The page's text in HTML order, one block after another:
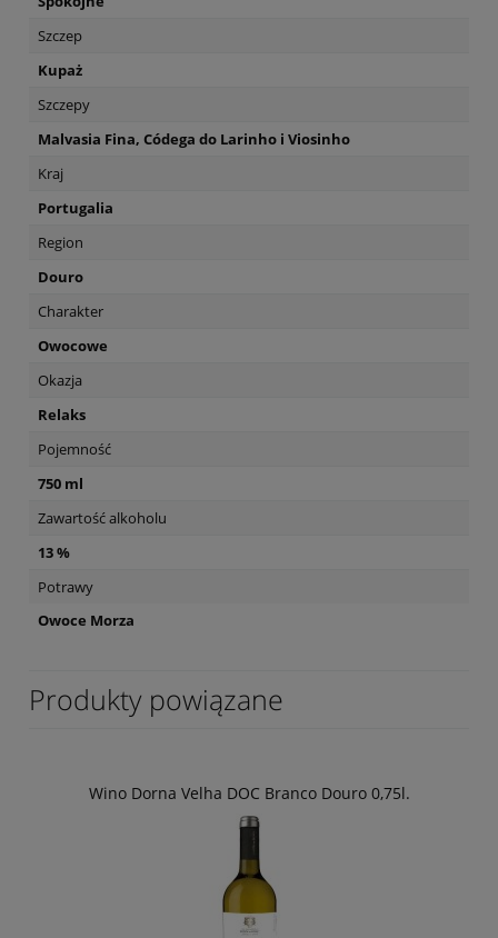
Szczep
Kupaż
Szczepy
Malvasia Fina, Códega do Larinho i Viosinho
Kraj
Portugalia
Region
Douro
Charakter
Owocowe
Okazja
Relaks
Pojemność
750 ml
Zawartość alkoholu
13 %
Potrawy
Owoce Morza
Produkty powiązane
Wino Dorna Velha DOC Branco Douro 0,75l.